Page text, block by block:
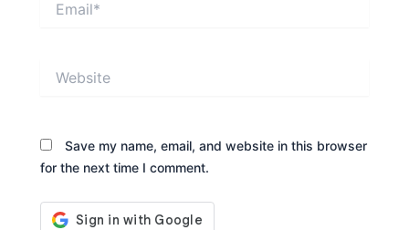
Save my name, email, and website in this browser
for the next time I comment.